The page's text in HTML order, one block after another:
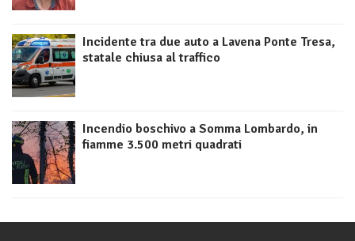
Incidente tra due auto a Lavena Ponte Tresa,
statale chiusa al traffico
Incendio boschivo a Somma Lombardo, in
fiamme 3.500 metri quadrati